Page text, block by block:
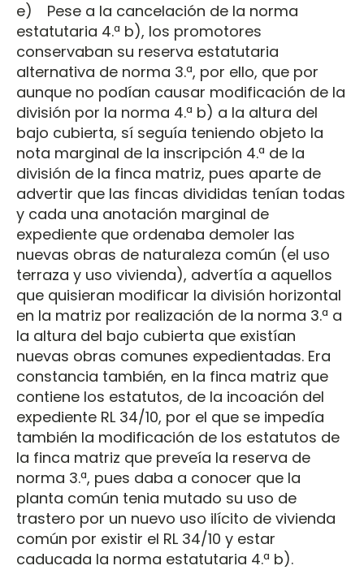
e) Pese a la cancelación de la norma
estatutaria 4.ª b), los promotores
conservaban su reserva estatutaria
alternativa de norma 3.ª, por ello, que por
aunque no podían causar modificación de la
división por la norma 4.ª b) a la altura del
bajo cubierta, sí seguía teniendo objeto la
nota marginal de la inscripción 4.ª de la
división de la finca matriz, pues aparte de
advertir que las fincas divididas tenían todas
y cada una anotación marginal de
expediente que ordenaba demoler las
nuevas obras de naturaleza común (el uso
terraza y uso vivienda), advertía a aquellos
que quisieran modificar la división horizontal
en la matriz por realización de la norma 3.ª a
la altura del bajo cubierta que existían
nuevas obras comunes expedientadas. Era
constancia también, en la finca matriz que
contiene los estatutos, de la incoación del
expediente RL 34/10, por el que se impedía
también la modificación de los estatutos de
la finca matriz que preveía la reserva de
norma 3.ª, pues daba a conocer que la
planta común tenia mutado su uso de
trastero por un nuevo uso ilícito de vivienda
común por existir el RL 34/10 y estar
caducada la norma estatutaria 4.ª b).